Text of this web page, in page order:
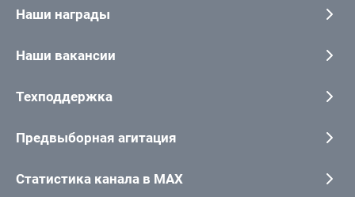
Наши награды
Наши вакансии
Техподдержка
Предвыборная агитация
Статистика канала в MAX